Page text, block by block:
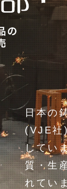
日本の
(VJE社
してい
質・生
れてい